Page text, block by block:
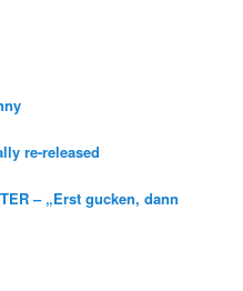
re-released
– „Erst gucken, dann